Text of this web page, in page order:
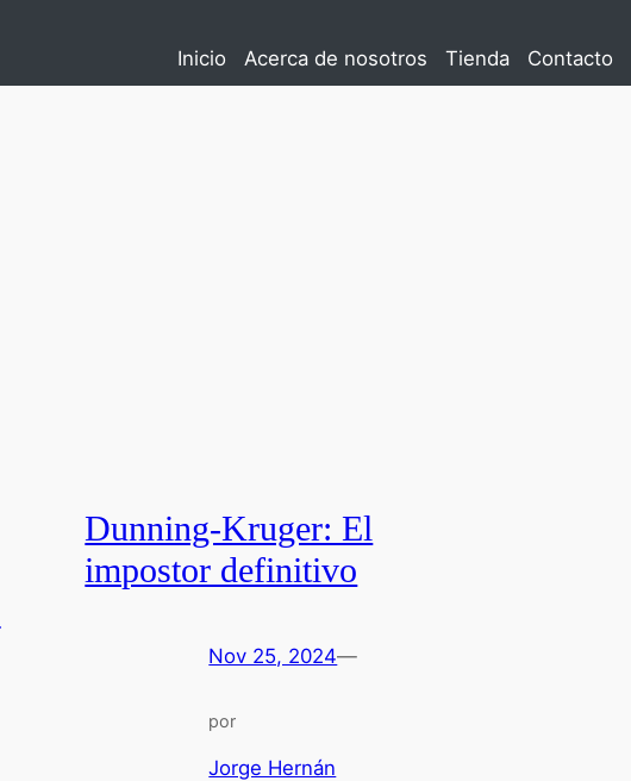
Inicio
Acerca de nosotros Tienda Contacto
Dunning-Kruger: El
impostor definitivo
Nov 25, 2024—
por
Jorge Hernán